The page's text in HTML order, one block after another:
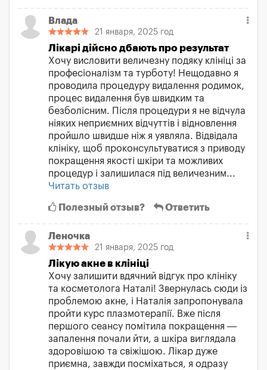
Влада
21 января, 2025 год
Лікарі дійсно дбають про результат
Хочу висловити величезну подяку клініці за
професіоналізм та турботу! Нещодавно я
проводила процедуру видалення родимок,
процес видалення був швидким та
безболісним. Після процедури я не відчула
ніяких неприємних відчуттів і відновлення
пройшло швидше ніж я уявляла. Відвідала
клініку, щоб проконсультуватися з приводу
покращення якості шкіри та можливих
процедур і залишилася під величезним...
Читать отзыв
Полезный отзыв? Ответить
Леночка
21 января, 2025 год
Лікую акне в клініці
Хочу залишити вдячний відгук про клініку
та косметолога Наталі! Звернулась сюди із
проблемою акне, і Наталія запропонувала
пройти курс плазмотерапії. Вже після
першого сеансу помітила покращення —
запалення почали йти, а шкіра виглядала
здоровішою та свіжішою. Лікар дуже
приємна, завжди посміхаться, я одразу